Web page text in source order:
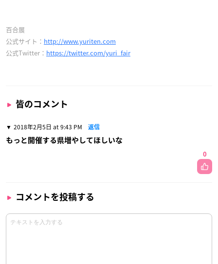
百合展
公式サイト： http://www.yuriten.com
公式Twitter： https://twitter.com/yuri_fair
皆のコメント
2018年2月5日 at 9:43 PM 返信
もっと開催する県増やしてほしいな
0
コメントを投稿する